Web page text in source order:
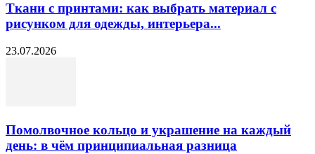
Ткани с принтами: как выбрать материал с
рисунком для одежды, интерьера...
23.07.2026
Помолвочное кольцо и украшение на каждый
день: в чём принципиальная разница